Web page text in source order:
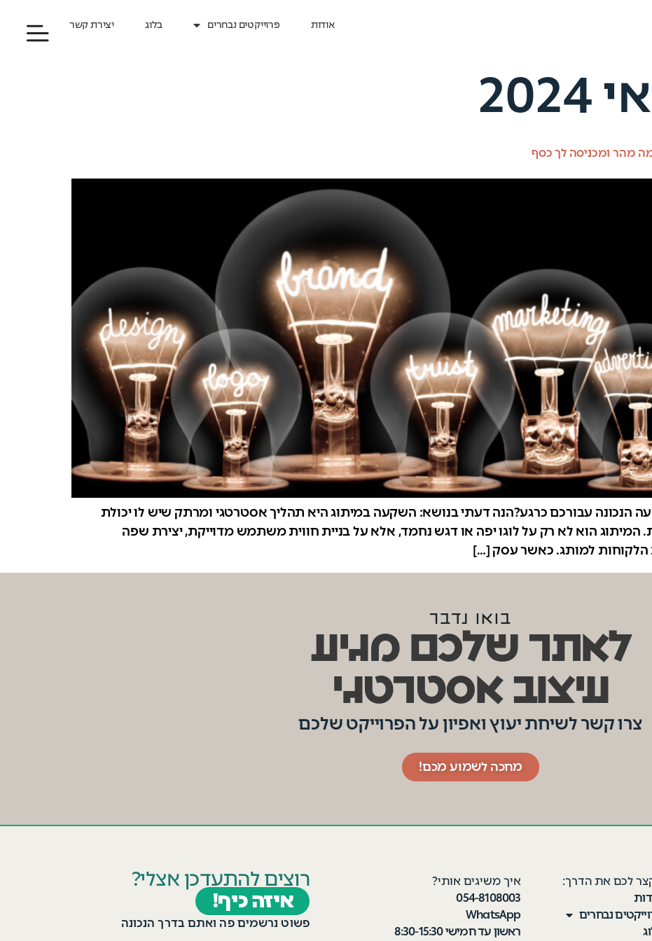
אודות פרוייקטים נבחרים בלוג יצירת קשר
מהר ומכניסה לך כסף
עבורכם כרגע?הנה דעתי בנושא: השקעה במיתוג היא תהליך אסטרטגי ומרתק שיש לו יכולת
המיתוג הוא לא רק על לוגו יפה או דגש נחמד, אלא על בניית חווית משתמש מדוייקת, יצירת שפה
למותג. כאשר עסק […]
בואו נדבר
לאתר שלכם מגיע
עיצוב אסטרטגי
צרו קשר לשיחת יעוץ ואפיון על הפרוייקט שלכם
מחכה לשמוע מכם!
לכם את הדרך:
נבחרים
איך משיגים אותי?
054-8108003
WhatsApp
ראשון עד חמישי 8:30-15:30
רוצים להתעדכן אצלי?
איזה כיף!
פשוט נרשמים פה ואתם בדרך הנכונה